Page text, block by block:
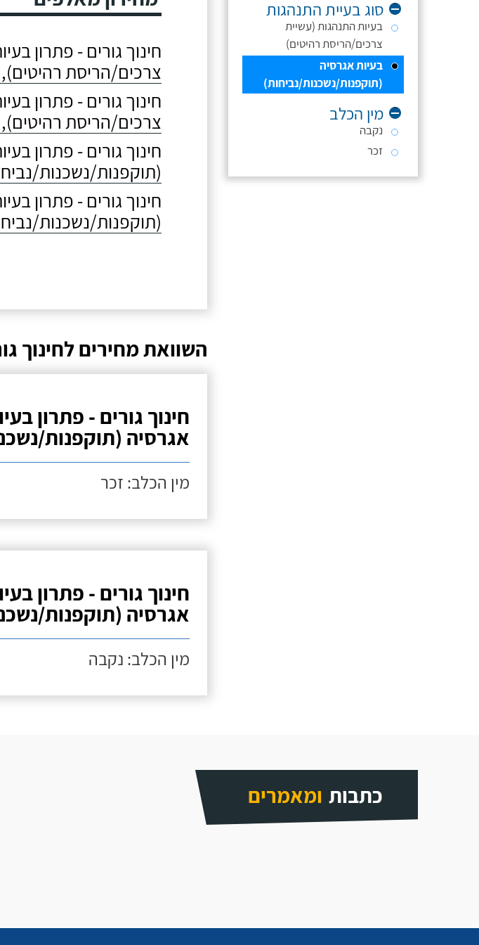
סוג בעיית התנהגות
בעיות התנהגות (עשיית
צרכים/הריסת רהיטים)
בעיות אגרסיה
(תוקפנות/נשכנות/נביחות)
מין הכלב
נקבה
זכר
חינוך גורים - פתרון
צרכים/הריסת
חינוך גורים - פתרון
צרכים/הריסת
חינוך גורים - פתרון
(תוקפנות/נשכנות/
חינוך גורים - פתרון
(תוקפנות/נשכנות/
השוואת מחירים לחינוך
חינוך גורים - פתרון
אגרסיה (תוקפנות/
מין הכלב: זכר
חינוך גורים - פתרון
אגרסיה (תוקפנות/
מין הכלב: נקבה
כתבות ומאמרים